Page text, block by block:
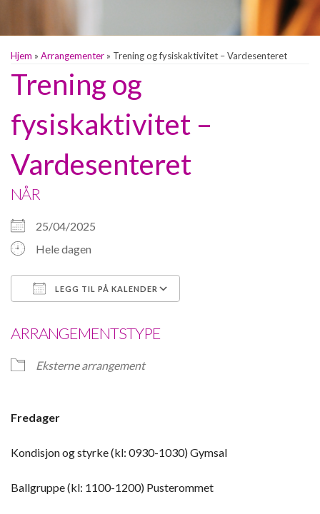
Hjem » Arrangementer » Trening og fysiskaktivitet – Vardesenteret
Trening og
fysiskaktivitet –
Vardesenteret
NÅR
25/04/2025
Hele dagen
LEGG TIL PÅ KALENDER
ARRANGEMENTSTYPE
Eksterne arrangement
Fredager
Kondisjon og styrke (kl: 0930-1030) Gymsal
Ballgruppe (kl: 1100-1200) Pusterommet